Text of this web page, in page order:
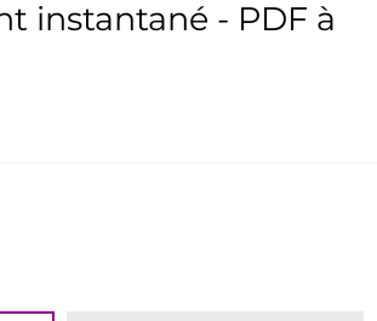
instantané - PDF à